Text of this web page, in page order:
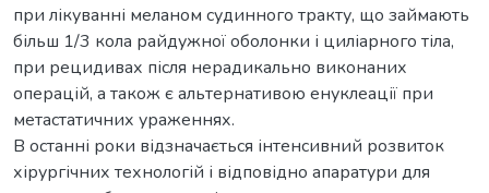
при лікуванні меланом судинного тракту, що займають
більш 1/3 кола райдужної оболонки і циліарного тіла,
при рецидивах після нерадикально виконаних
операцій, а також є альтернативою енуклеації при
метастатичних ураженнях.
В останні роки відзначається інтенсивний розвиток
хірургічних технологій і відповідно апаратури для